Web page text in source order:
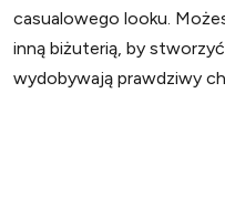
casualowego looku.
inną biżuterią, by
wydobywają prawdziwy